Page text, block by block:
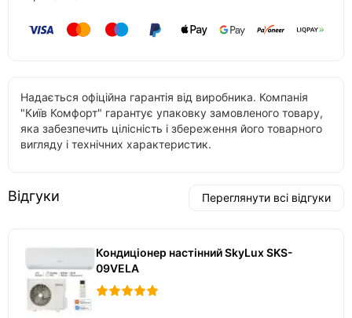
Надається офіційна гарантія від виробника. Компанія
"Київ Комфорт" гарантує упаковку замовленого товару,
яка забезпечить цілісність і збереження його товарного
вигляду і технічних характеристик.
Відгуки Переглянути всі відгуки
Кондиціонер настінний SkyLux SKS-
09VELA